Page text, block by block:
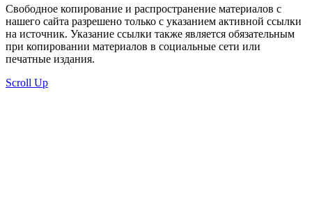
Свободное копирование и распространение материалов с
нашего сайта разрешено только с указанием активной ссылки
на источник. Указание ссылки также является обязательным
при копировании материалов в социальные сети или
печатные издания.
Scroll Up